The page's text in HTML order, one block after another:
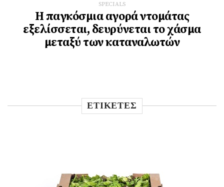
SPECIALS
Η παγκόσμια αγορά ντομάτας
εξελίσσεται, δευρύνεται το χάσμα
μεταξύ των καταναλωτών
ΕΤΙΚΕΤΕΣ